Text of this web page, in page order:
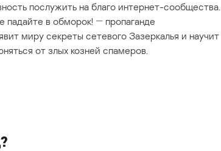
послужить на благо интернет-сообщества.
падайте в обморок! ― пропаганде
миру секреты сетевого Зазеркалья и научит
от злых козней спамеров.